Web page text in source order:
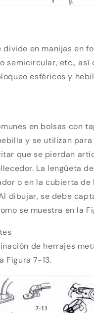
en manijas en
semicircular, etc., así
esféricos y
en bolsas con
y se utilizan
que se pierdan
La lengüeta
o en la cubierta de
dibujar, se debe
se muestra en la
de herrajes
Figura 7-13.